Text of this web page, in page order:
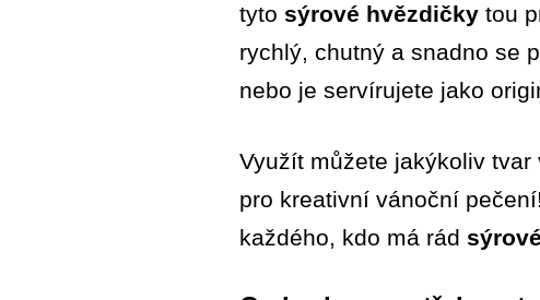
tyto sýrové hvězdičky tou
rychlý, chutný a snadno se
nebo je servírujete jako
Využít můžete jakýkoliv
pro kreativní vánoční
každého, kdo má rád